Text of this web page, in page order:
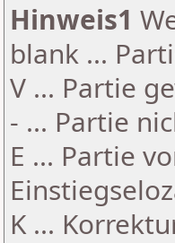
Hinweis1
blank ...
V ... Partie
- ... Partie
E ... Partie
K ...